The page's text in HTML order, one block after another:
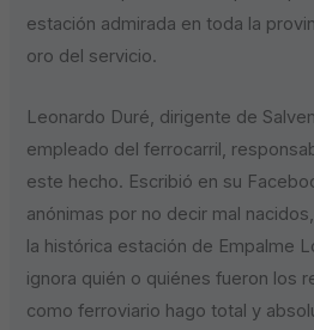
estación admirada en toda la
oro del servicio.
Leonardo Duré, dirigente de
empleado del ferrocarril,
este hecho. Escribió en su
anónimas por no decir mal
la histórica estación de Empalme
ignora quién o quiénes fueron los
como ferroviario hago total y